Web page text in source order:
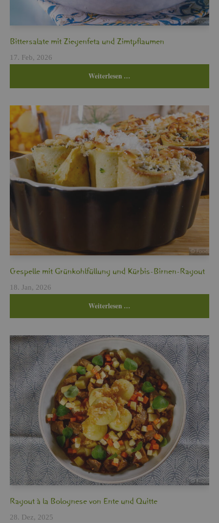
Bit­ter­sa­la­te mit Zie­gen­fe­ta und Zimt­pflau­men
17. Feb, 2026
Wei­ter­le­sen …
Cres­pel­le mit Grün­kohl­fül­lung und Kür­bis-Bir­nen-Ra­gout
18. Jan, 2026
Wei­ter­le­sen …
Ra­gout à la Bo­lo­gne­se von Ente und Quit­te
28. Dez, 2025